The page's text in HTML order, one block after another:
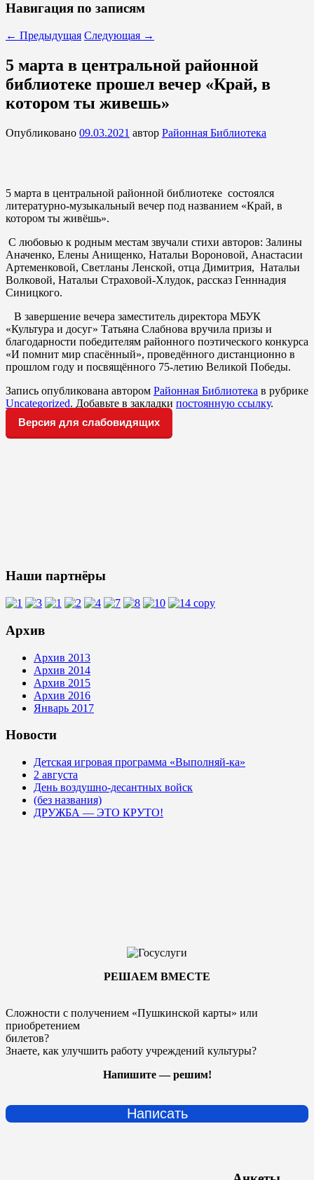
Навигация по записям
← Предыдущая Следующая →
5 марта в центральной районной
библиотеке прошел вечер «Край, в
котором ты живешь»
Опубликовано 09.03.2021 автор Районная Библиотека
5 марта в центральной районной библиотеке состоялся
литературно-музыкальный вечер под названием «Край, в
котором ты живёшь».
С любовью к родным местам звучали стихи авторов: Залины
Аначенко, Елены Анищенко, Натальи Вороновой, Анастасии
Артеменковой, Светланы Ленской, отца Димитрия, Натальи
Волковой, Натальи Страховой-Хлудок, рассказ Генннадия
Синицкого.
В завершение вечера заместитель директора МБУК
«Культура и досуг» Татьяна Слабнова вручила призы и
благодарности победителям районного поэтического конкурса
«И помнит мир спасённый», проведённого дистанционно в
прошлом году и посвящённого 75-летию Великой Победы.
Запись опубликована автором Районная Библиотека в рубрике
Uncategorized. Добавьте в закладки постоянную ссылку.
Версия для слабовидящих
Наши партнёры
Архив
Архив 2013
Архив 2014
Архив 2015
Архив 2016
Январь 2017
Новости
Детская игровая программа «Выполняй-ка»
2 августа
День воздушно-десантных войск
(без названия)
ДРУЖБА — ЭТО КРУТО!
РЕШАЕМ ВМЕСТЕ
Сложности с получением «Пушкинской карты» или
приобретением
билетов?
Знаете, как улучшить работу учреждений культуры?
Напишите — решим!
Написать